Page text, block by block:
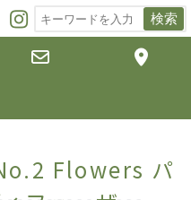
検索
 
Flowers パ